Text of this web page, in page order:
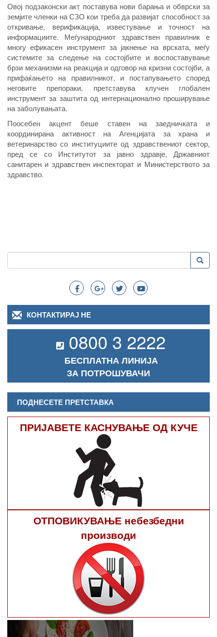
Овој подзаконски акт поставува нови барања и обврски за
земјите членки на СЗО кои треба да развијат способност за
откривање, верификација, известување и точност на
информациите. Меѓународниот здравствен правилник е
многу ефикасен инструмент за јакнење на врската, меѓу
системите за следење на состојбите и воспоставување
брзи механизми на реакција и одговор на кризни состојби, а
прифаќањето на правилникот, и постапувањето според
неговите препораки, претставува клучен глобален
инструмент за заштита од интернационално проширување
на заболувањата.
Поосебен акцент беше ставен на заедничката и
координирана активност на Агенцијата за храна и
ветеринарство со институциите од здравствениот сектор,
пред се со Институтот за јавно здравје, Државниот
санитарен и здравствен инспекторат и Министерството за
здравство.
Search
Пребарување
КОНТАКТИРАЈ НЕ
0800 3 2222
БЕСПЛАТНА ЛИНИЈА
ЗА ПОТРОШУВАЧИ
ПОДНЕСЕТЕ ПРЕТСТАВКА
ПРИЈАВЕТЕ КАСНУВАЊЕ ОД КУЧЕ
ОТПОВИКУВАЊЕ небезбедни
производи